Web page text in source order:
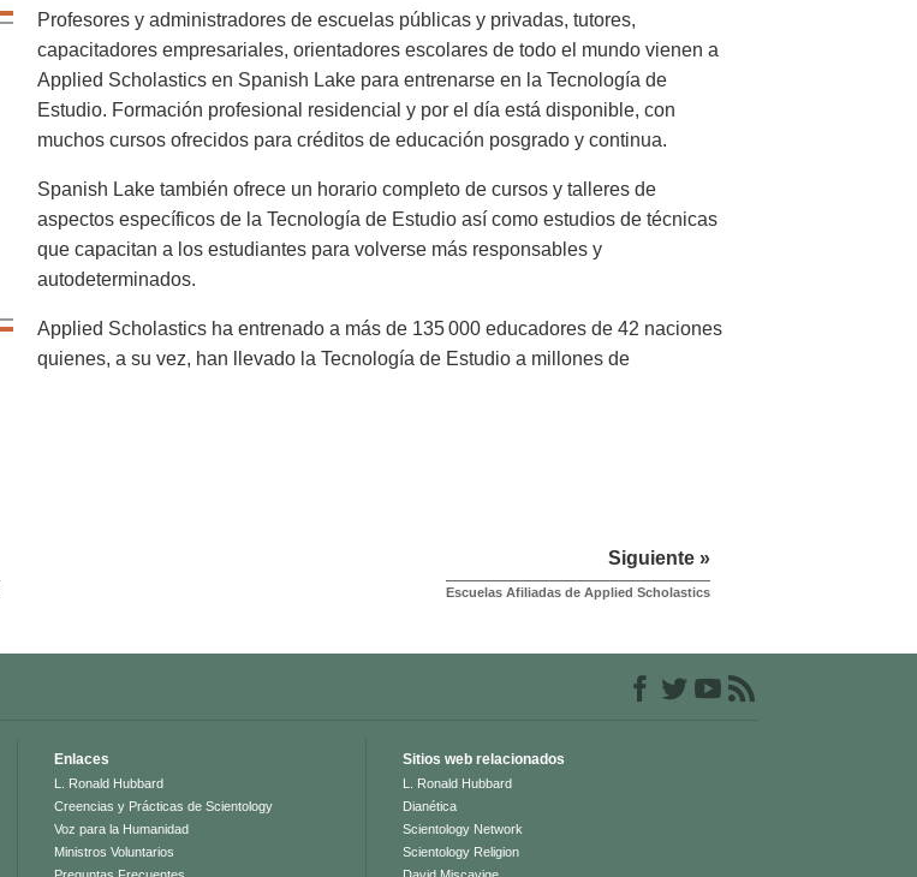
Profesores y administradores de escuelas públicas y privadas, tutores,
capacitadores empresariales, orientadores escolares de todo el mundo vienen a
Applied Scholastics en Spanish Lake para entrenarse en la Tecnología de
Estudio. Formación profesional residencial y por el día está disponible, con
muchos cursos ofrecidos para créditos de educación posgrado y continua.
Spanish Lake también ofrece un horario completo de cursos y talleres de
aspectos específicos de la Tecnología de Estudio así como estudios de técnicas
que capacitan a los estudiantes para volverse más responsables y
autodeterminados.
Applied Scholastics ha entrenado a más de 135 000 educadores de 42 naciones
quienes, a su vez, han llevado la Tecnología de Estudio a millones de
Siguiente »
Escuelas Afiliadas de Applied Scholastics
Enlaces
L. Ronald Hubbard
Creencias y Prácticas de Scientology
Voz para la Humanidad
Ministros Voluntarios
Sitios web relacionados
L. Ronald Hubbard
Dianética
Scientology Network
Scientology Religion